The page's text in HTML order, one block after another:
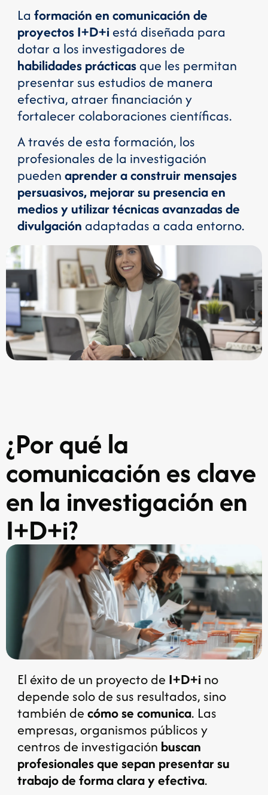
La formación en comunicación de
proyectos I+D+i está diseñada para
dotar a los investigadores de
habilidades prácticasque les permitan
presentar sus estudios de manera
efectiva, atraer financiación y
fortalecer colaboraciones científicas.
A través de esta formación, los
profesionales de la investigación
puedenaprender a construir mensajes
persuasivos, mejorar su presencia en
medios y utilizar técnicas avanzadas de
divulgación adaptadas a cada entorno.
¿Por qué la
comunicación es clave
en la investigación en
I+D+i?
El éxito de un proyecto de I+D+i no
depende solo de sus resultados, sino
también decómo se comunica. Las
empresas, organismos públicos y
centros de investigación buscan
profesionales que sepan presentar su
trabajo de forma clara y efectiva.